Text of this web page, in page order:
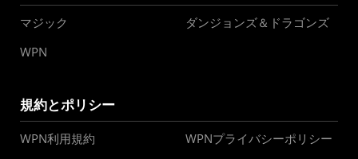
マジック
ダンジョンズ＆ドラゴンズ
WPN
規約とポリシー
WPN利用規約
WPNプライバシーポリシー